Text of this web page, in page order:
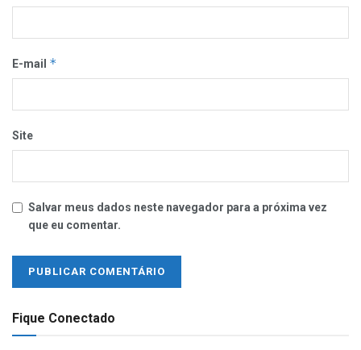
E-mail *
Site
Salvar meus dados neste navegador para a próxima vez
que eu comentar.
Fique Conectado